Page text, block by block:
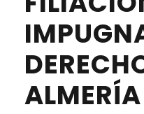
ALMERÍA